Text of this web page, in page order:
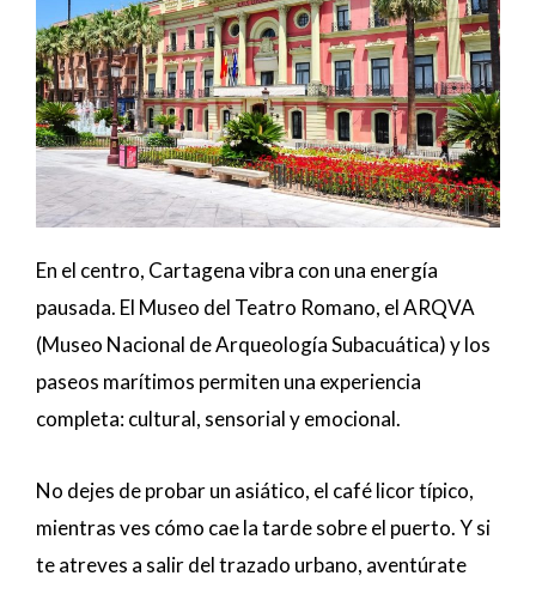
En el centro, Cartagena vibra con una energía
pausada. El Museo del Teatro Romano, el ARQVA
(Museo Nacional de Arqueología Subacuática) y los
paseos marítimos permiten una experiencia
completa: cultural, sensorial y emocional.
No dejes de probar un asiático, el café licor típico,
mientras ves cómo cae la tarde sobre el puerto. Y si
te atreves a salir del trazado urbano, aventúrate